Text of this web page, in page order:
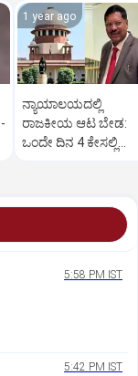
1 year ago
ನ್ಯಾಯಾಲಯದಲ್ಲಿ
ರಾಜಕೀಯ ಆಟ ಬೇಡ:
ಒಂದೇ ದಿನ 4 ಕೇಸಲ್ಲಿ
5:58 PM IST
5:42 PM IST